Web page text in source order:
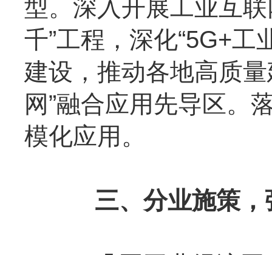
型。深入开展工业互
千”工程，深化“5G+
建设，推动各地高质
网”融合应用先导区。
模化应用。
三、分业施策